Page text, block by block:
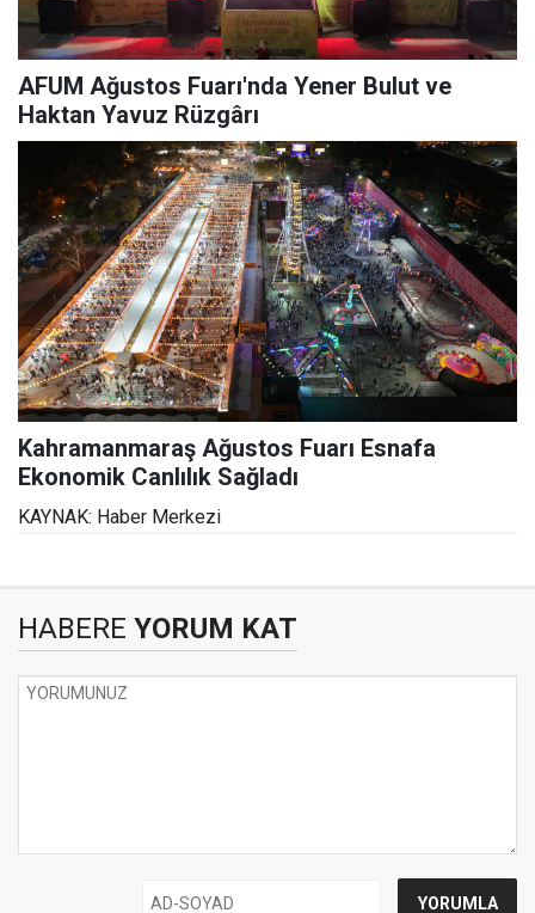
AFUM Ağustos Fuarı'nda Yener Bulut ve
Haktan Yavuz Rüzgârı
Kahramanmaraş Ağustos Fuarı Esnafa
Ekonomik Canlılık Sağladı
KAYNAK: Haber Merkezi
HABERE YORUM KAT